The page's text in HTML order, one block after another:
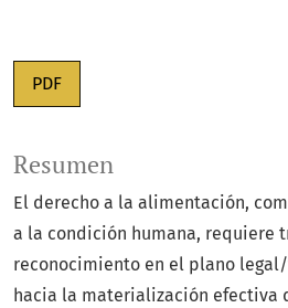
PDF
Resumen
El derecho a la alimentación,
a la condición humana, requiere
reconocimiento en el plano
hacia la materialización efectiva